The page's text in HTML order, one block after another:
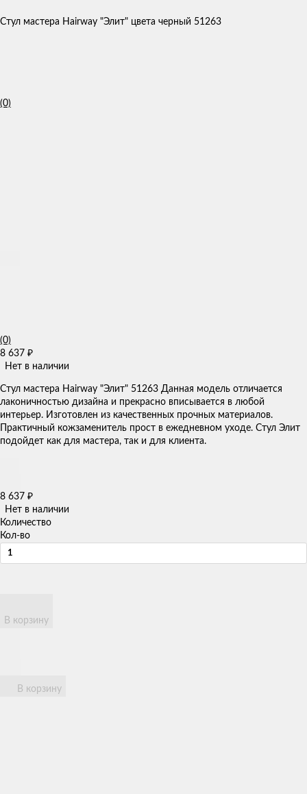
Стул мастера Hairway "Элит" цвета черный 51263
(0)
(0)
8 637 ₽
Нет в наличии
Стул мастера Hairway "Элит" 51263 Данная модель отличается
лаконичностью дизайна и прекрасно вписывается в любой
интерьер. Изготовлен из качественных прочных материалов.
Практичный кожзаменитель прост в ежедневном уходе. Стул Элит
подойдет как для мастера, так и для клиента.
8 637 ₽
Нет в наличии
Количество
Кол-во
В корзину
В корзину